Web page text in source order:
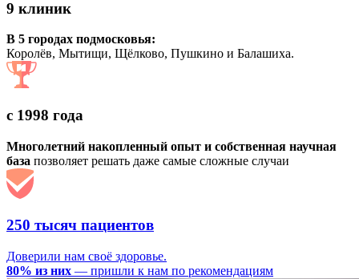
9 клиник
В 5 городах подмосковья:
Королёв, Мытищи, Щёлково, Пушкино и Балашиха.
с 1998 года
Многолетний накопленный опыт и собственная научная
база позволяет решать даже самые сложные случаи
250 тысяч пациентов
Доверили нам своё здоровье.
80% из них — пришли к нам по рекомендациям